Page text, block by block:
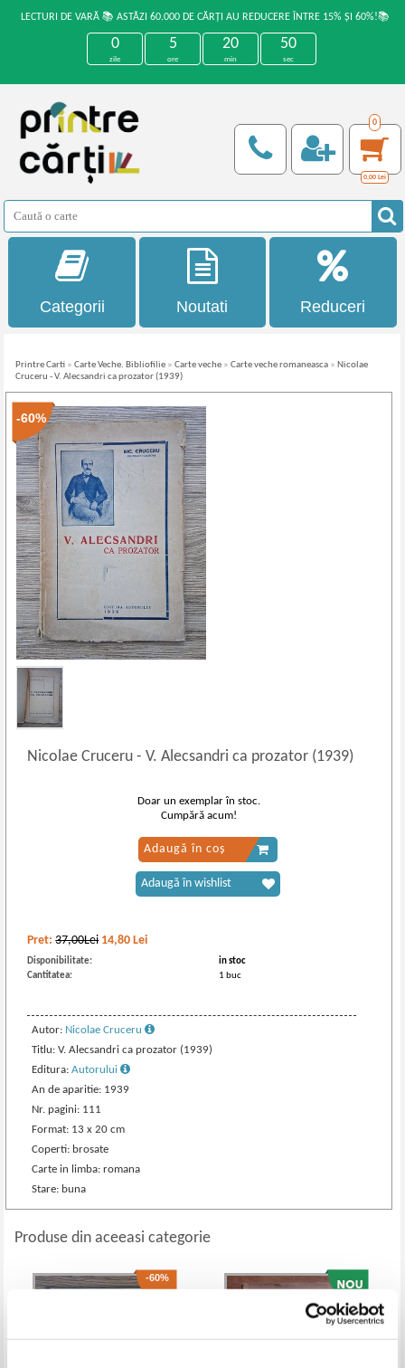
LECTURI DE VARĂ 📚 ASTĂZI 60.000 DE CĂRȚI AU REDUCERE ÎNTRE 15% ȘI 60%!📚
0
zile
5
ore
20
min
50
sec
0
0,00 Lei
Categorii Noutati Reduceri
Printre Carti »Carte Veche. Bibliofilie »Carte veche »Carte veche romaneasca » Nicolae
Cruceru - V. Alecsandri ca prozator (1939)
-60%
Nicolae Cruceru- V. Alecsandri ca prozator (1939)
Pret:37,00Lei 14,80 Lei
Disponibilitate:
in stoc
Cantitatea:
1 buc
Autor: Nicolae Cruceru
Titlu: V. Alecsandri ca prozator (1939)
Editura:Autorului
An de aparitie: 1939
Nr. pagini: 111
Format: 13 x 20 cm
Coperti: brosate
Carte in limba: romana
Stare: buna
Doar un exemplar în stoc.
Cumpără acum!
Adaugă în coș
Adaugă în wishlist
Produse din aceeasi categorie
-60%